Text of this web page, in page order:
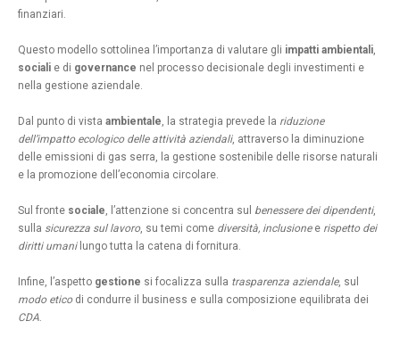
finanziari.
Questo modello sottolinea l’importanza di valutare gli impatti ambientali,
sociali e di governance nel processo decisionale degli investimenti e
nella gestione aziendale.
Dal punto di vista ambientale, la strategia prevede la riduzione
dell’impatto ecologico delle attività aziendali, attraverso la diminuzione
delle emissioni di gas serra, la gestione sostenibile delle risorse naturali
e la promozione dell’economia circolare.
Sul fronte sociale, l’attenzione si concentra sul benessere dei dipendenti,
sulla sicurezza sul lavoro, su temi come diversità, inclusione e rispetto dei
diritti umanilungo tutta la catena di fornitura.
Infine, l’aspetto gestione si focalizza sulla trasparenza aziendale, sul
modo eticodi condurre il business e sulla composizione equilibrata dei
CDA.